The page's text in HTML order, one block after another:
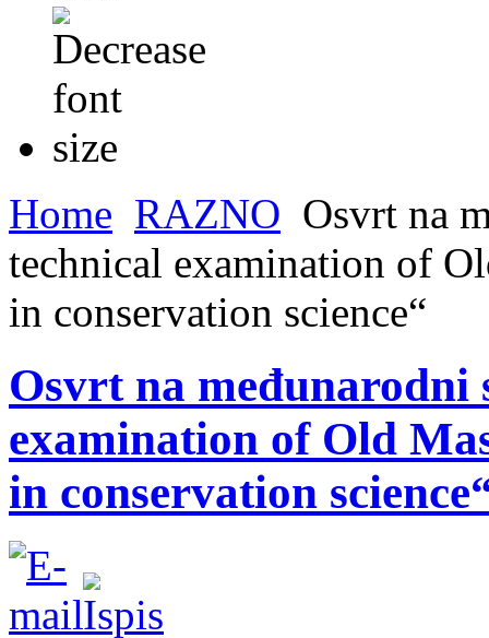
Home RAZNO Osvrt na
technical examination of
in conservation science“
Osvrt na međunarodni
examination of Old
in conservation